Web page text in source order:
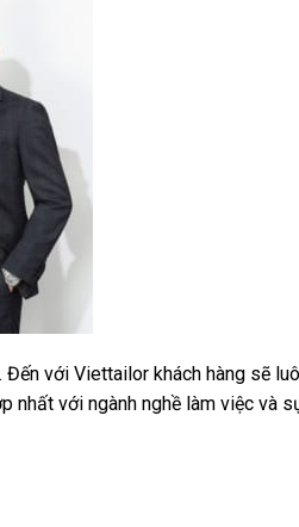
Đến với Viettailor khách hàng sẽ
với ngành nghề làm việc và